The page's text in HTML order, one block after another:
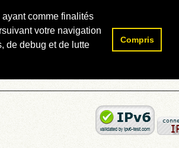
comme finalités
votre navigation
de debug et de lutte
Compris
Rechercher :